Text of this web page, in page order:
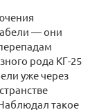
— они
рода КГ-25
уже через
такое